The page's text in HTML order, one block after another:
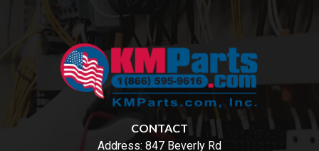
CONTACT
Address: 847 Beverly Rd